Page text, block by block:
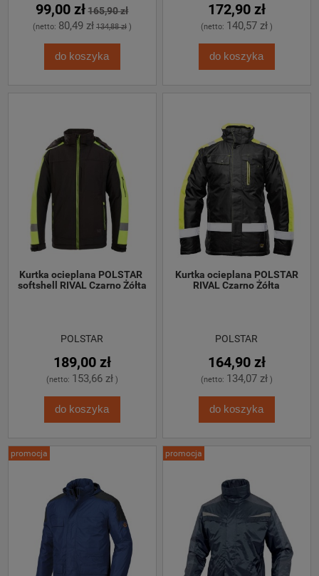
99,00 zł 165,90 zł
(netto: 80,49 zł 134,88 zł)
do koszyka
172,90 zł
(netto: 140,57 zł)
do koszyka
Kurtka ocieplana POLSTAR
softshell RIVAL Czarno Żółta
POLSTAR
189,00 zł
(netto: 153,66 zł)
do koszyka
RIVAL Czarno Żółta
POLSTAR
164,90 zł
(netto: 134,07 zł)
do koszyka
promocja promocja